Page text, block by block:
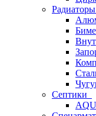
Септики